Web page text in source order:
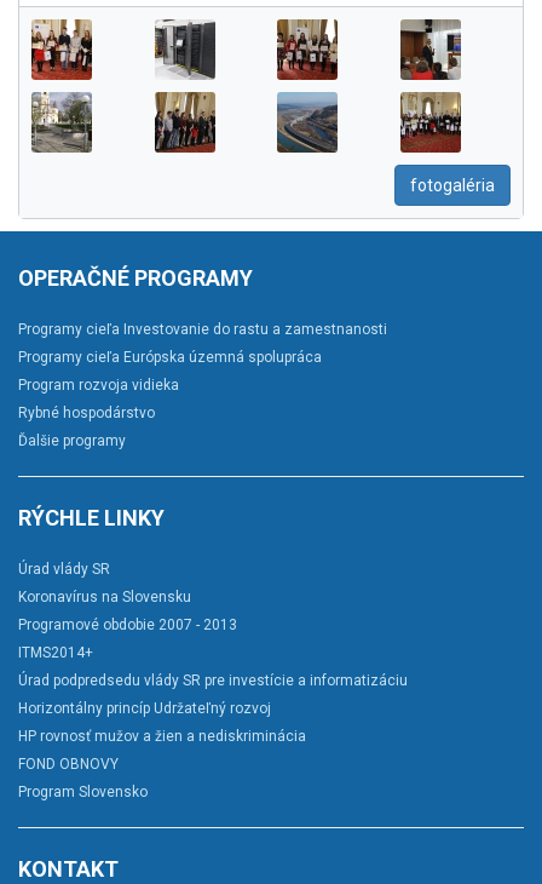
fotogaléria
OPERAČNÉ PROGRAMY
Programy cieľa Investovanie do rastu a zamestnanosti
Programy cieľa Európska územná spolupráca
Program rozvoja vidieka
Rybné hospodárstvo
Ďalšie programy
RÝCHLE LINKY
Úrad vlády SR
Koronavírus na Slovensku
Programové obdobie 2007 - 2013
ITMS2014+
Úrad podpredsedu vlády SR pre investície a informatizáciu
Horizontálny princíp Udržateľný rozvoj
HP rovnosť mužov a žien a nediskriminácia
FOND OBNOVY
Program Slovensko
KONTAKT